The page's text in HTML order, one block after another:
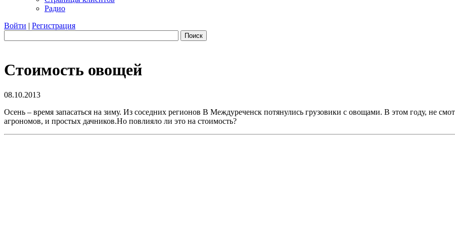
Радио
Войти | Регистрация
Поиск
Стоимость овощей
08.10.2013
Осень – время запасаться на зиму. Из соседних регионов В Междуреченск потянулись грузовики с овощами. В этом году, не
агрономов, и простых дачников.Но повлияло ли это на стоимость?